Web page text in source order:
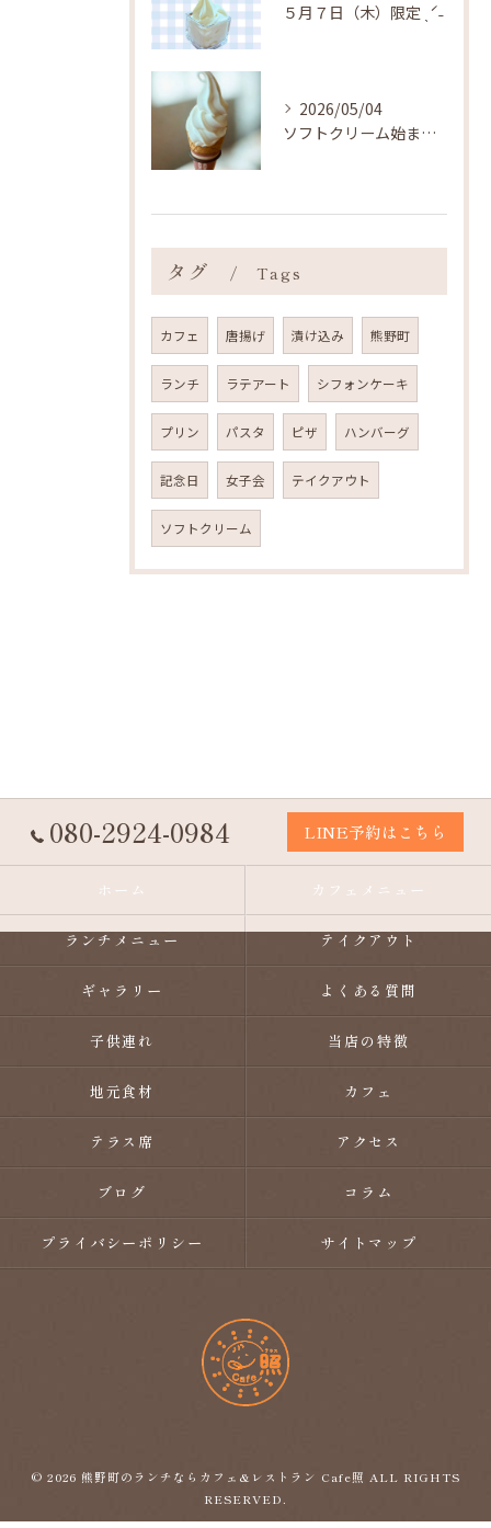
５月７日（木）限定 ˎˊ˗
2026/05/04
ソフトクリーム始まりました ˎˊ˗
タグ Tags
カフェ 唐揚げ 漬け込み 熊野町
ランチ ラテアート シフォンケーキ
プリン パスタ ピザ ハンバーグ
記念日 女子会 テイクアウト
ソフトクリーム
080-2924-0984 LINE予約はこちら
ホーム カフェメニュー
ランチメニュー テイクアウト
ギャラリー よくある質問
子供連れ 当店の特徴
地元食材 カフェ
テラス席 アクセス
ブログ コラム
プライバシーポリシー サイトマップ
© 2026 熊野町のランチならカフェ&レストラン Cafe照 ALL RIGHTS
RESERVED.